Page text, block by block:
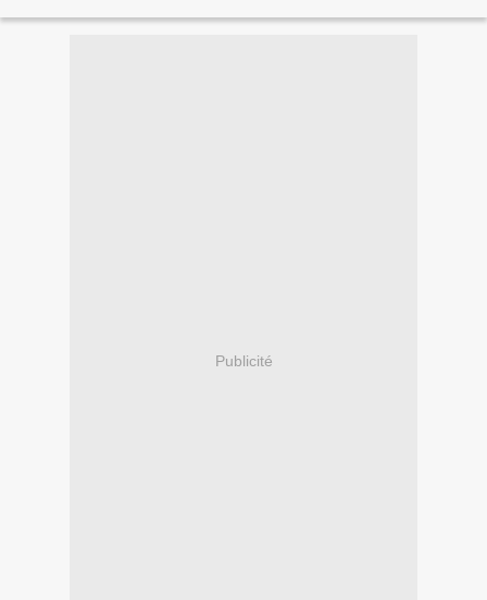
Publicité